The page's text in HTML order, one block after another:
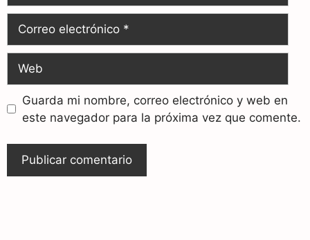
Guarda mi nombre, correo electrónico y web en
este navegador para la próxima vez que comente.